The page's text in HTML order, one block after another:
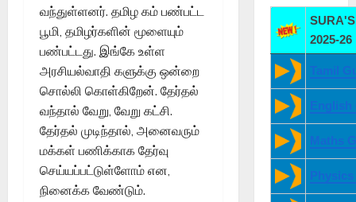
வந்துள்ளனர். தமிழ கம் பண்பட்ட
பூமி, தமிழர்களின் மூளையும்
பண்பட்டது. இங்கே உள்ள
அரசியல்வாதி களுக்கு ஒன்றை
சொல்லி கொள்கிறேன். தேர்தல்
வந்தால் வேறு, வேறு கட்சி.
தேர்தல் முடிந்தால், அனைவரும்
மக்கள் பணிக்காக தேர்வு
செய்யப்பட்டுள்ளோம் என,
நினைக்க வேண்டும்.
2025-26
Tamil
English
Maths